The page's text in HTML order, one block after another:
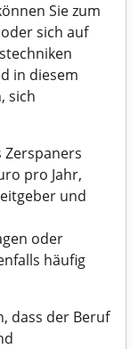
Sie zum
sich auf
in diesem
sich
pro Jahr,
und
oder
häufig
dass der Beruf